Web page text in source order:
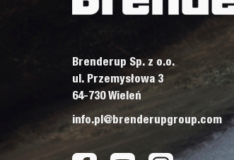
Brenderup Sp. z o.o.
ul. Przemysłowa 3
64-730 Wieleń
info.pl@brenderupgroup.com